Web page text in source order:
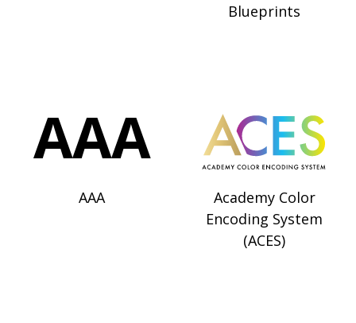
Blueprints
AAA
Academy Color
Encoding System
(ACES)